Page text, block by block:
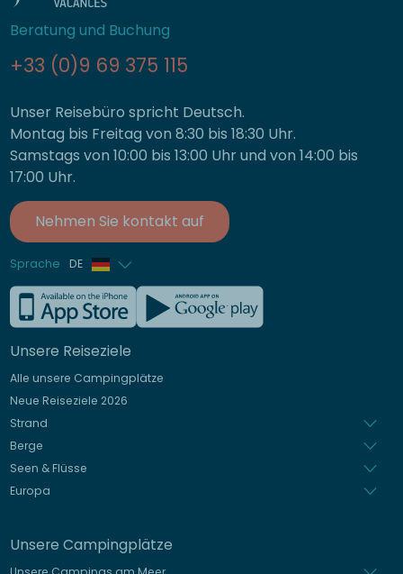
Beratung und Buchung
+33 (0)9 69 375 115
Unser Reisebüro spricht Deutsch.
Montag bis Freitag von 8:30 bis 18:30 Uhr.
Samstags von 10:00 bis 13:00 Uhr und von 14:00 bis
17:00 Uhr.
Nehmen Sie kontakt auf
Sprache DE
Französisch
Englisch
Italienisch
Spanisch
Unsere Reiseziele
Alle unsere Campingplätze
Neue Reiseziele 2026
Strand
Berge
Seen & Flüsse
Europa
Unsere Campingplätze